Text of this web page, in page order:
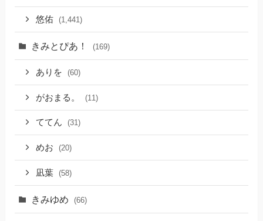
悠佑 (1,441)
きみとぴあ！ (169)
ありを (60)
がおまる。 (11)
ててん (31)
めお (20)
凪葉 (58)
きみゆめ (66)